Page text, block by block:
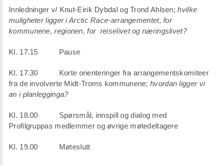
Innledninger v/ Knut-Eirik Dybdal og Trond Ahlsen;hvilke
muligheter ligger i Arctic Race-arrangementet, for
kommunene, regionen, for reiselivet og næringslivet?
Kl. 17.15 Pause
Kl. 17.30 Korte orienteringer fra arrangementskomiteer
fra de involverte Midt-Troms kommunene; hvordan ligger vi
an i planlegginga?
Kl. 18.00 Spørsmål, innspill og dialog med
Profilgruppas medlemmer og øvrige møtedeltagere
Kl. 19.00 Møteslutt